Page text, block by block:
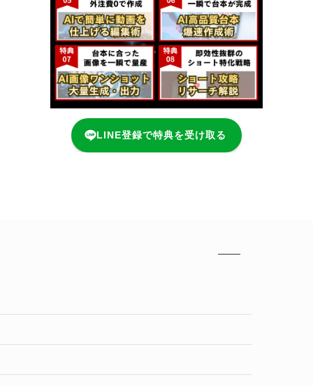
LINE登録で特典を受け取る